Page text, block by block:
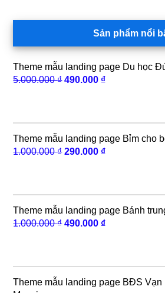
Sản phẩm nổi
Theme mẫu landing page Du học
5.000.000₫ Giá
490.000 ₫Giá
Theme mẫu landing page Bỉm cho
1.000.000₫ Giá
290.000 ₫Giá
Theme mẫu landing page Bánh
1.000.000₫ Giá
490.000 ₫Giá
Theme mẫu landing page BĐS Vạn